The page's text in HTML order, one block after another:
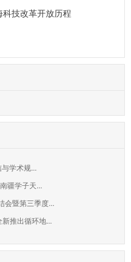
技改革开放历程
学术规...
疆学子天...
会暨第三季度...
推出循环地...